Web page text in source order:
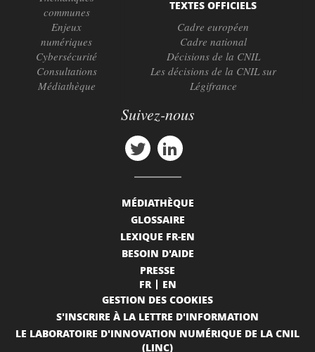
communes
Enjeux
numériques
Cybersécurité
Consultations
Médiathèque
TEXTES OFFICIELS
Cadre européen
Cadre national
Décisions de la CNIL
Les décisions de la CNIL sur
Légifrance
Suivez-nous
MÉDIATHÈQUE
GLOSSAIRE
LEXIQUE FR-EN
BESOIN D'AIDE
PRESSE
FR
EN
GESTION DES COOKIES
S'INSCRIRE À LA LETTRE D'INFORMATION
LE LABORATOIRE D'INNOVATION NUMÉRIQUE DE LA CNIL
(LINC)